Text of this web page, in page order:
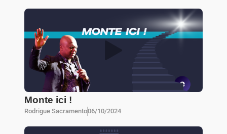
Monte ici !
Rodrigue Sacramento06/10/2024